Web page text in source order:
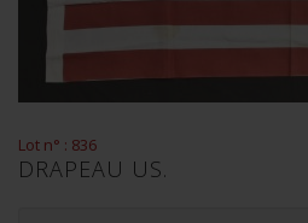
Lot n° : 836
DRAPEAU US.